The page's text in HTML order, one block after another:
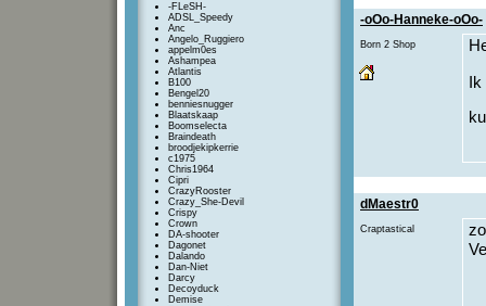
-FLeSH-
ADSL_Speedy
Anc
Angelo_Ruggiero
appelm0es
Ashampea
Atlantis
B100
Bengel20
benniesnugger
Blaatskaap
Boomselecta
Braindeath
broodjekipkerrie
c1975
Chris1964
Cipri
CrazyRooster
Crazy_She-Devil
Crispy
Crown
DA-shooter
Dagonet
Dalando
Dan-Niet
Darcy
Decoyduck
Demise
-oOo-Hanneke-oOo-
Born 2 Shop
dMaestr0
Craptastical